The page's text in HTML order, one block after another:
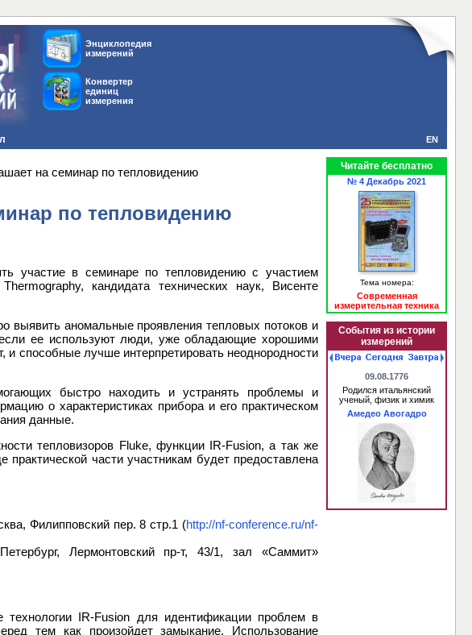
Энциклопедия
измерений
Конвертер
единиц
измерения
EN
на семинар по тепловидению
по тепловидению
участие в семинаре по тепловидению с участием
кандидата технических наук, Висенте
выявить аномальные проявления тепловых потоков и
ее используют люди, уже обладающие хорошими
и способные лучше интерпретировать неоднородности
быстро находить и устранять проблемы и
о характеристиках прибора и его практическом
данные.
тепловизоров Fluke, функции IR-Fusion, а так же
части участникам будет предоставлена
Филипповский пер. 8 стр.1 (http://nf-conference.ru/nf-
Лермонтовский пр-т, 43/1, зал «Саммит»
IR-Fusion для идентификации проблем в
тем как произойдет замыкание. Использование
Читайте бесплатно
№ 4 Декабрь 2021
Тема номера:
Современная
измерительная техника
События из истории
измерений
09.08.1776
Родился итальянский
ученый, физик и химик
Амедео Авогадро